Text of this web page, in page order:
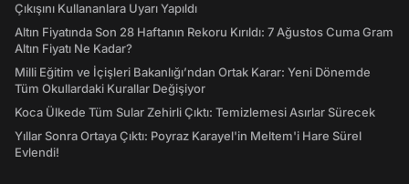
Çıkışını Kullananlara Uyarı Yapıldı
Altın Fiyatında Son 28 Haftanın Rekoru Kırıldı: 7 Ağustos Cuma Gram
Altın Fiyatı Ne Kadar?
Milli Eğitim ve İçişleri Bakanlığı’ndan Ortak Karar: Yeni Dönemde
Tüm Okullardaki Kurallar Değişiyor
Koca Ülkede Tüm Sular Zehirli Çıktı: Temizlemesi Asırlar Sürecek
Yıllar Sonra Ortaya Çıktı: Poyraz Karayel'in Meltem'i Hare Sürel
Evlendi!